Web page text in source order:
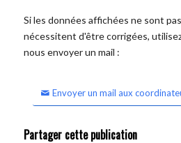
Si les données affichées ne sont
nécessitent d'être corrigées,
nous envoyer un mail :
Envoyer un mail aux
Partager cette publication